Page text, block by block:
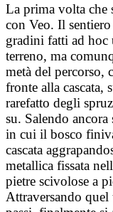
La prima volta che
con Veo. Il
gradini fatti ad hoc
terreno, ma
metà del percorso,
fronte alla cascata,
rarefatto degli
su. Salendo
in cui il bosco
cascata
metallica fissata
pietre scivolose a
Attraversando quel